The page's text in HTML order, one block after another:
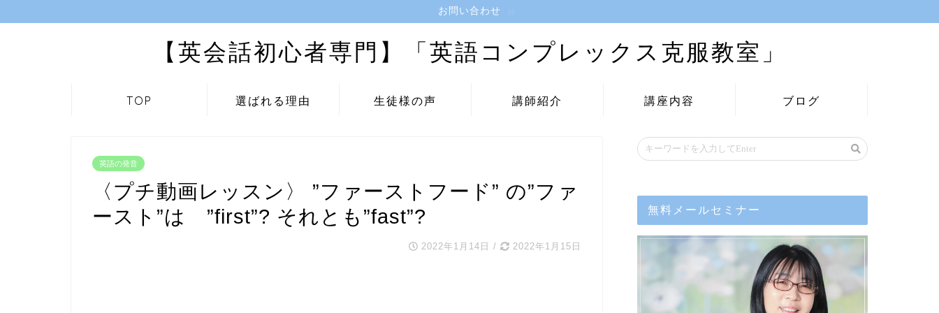
お問い合わせ
【英会話初心者専門】「英語コンプレックス克服教室」
TOP 選ばれる理由 生徒様の声 講師紹介 講座内容 ブログ
英語の発音
〈プチ動画レッスン〉 ”ファーストフード” の”ファ
ースト”は ”first”? それとも”fast”?
2022年1月14日 / 2022年1月15日
無料メールセミナー